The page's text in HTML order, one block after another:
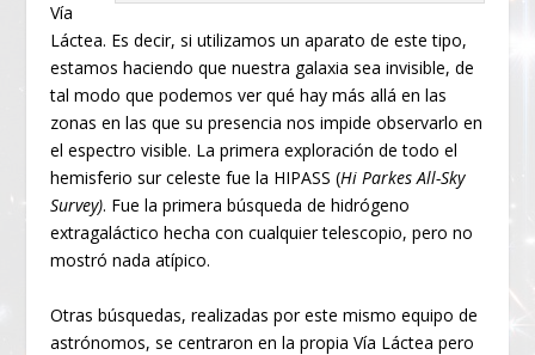
Vía
Láctea. Es decir, si utilizamos un aparato de este tipo,
estamos haciendo que nuestra galaxia sea invisible, de
tal modo que podemos ver qué hay más allá en las
zonas en las que su presencia nos impide observarlo en
el espectro visible. La primera exploración de todo el
hemisferio sur celeste fue la HIPASS (Hi Parkes All-Sky
Survey). Fue la primera búsqueda de hidrógeno
extragaláctico hecha con cualquier telescopio, pero no
mostró nada atípico.
Otras búsquedas, realizadas por este mismo equipo de
astrónomos, se centraron en la propia Vía Láctea pero